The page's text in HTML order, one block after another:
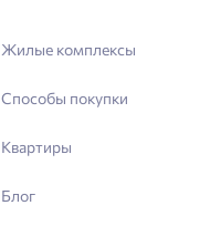
Жилые комплексы
Способы покупки
Квартиры
Блог